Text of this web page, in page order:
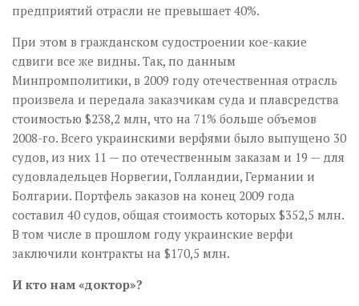
предприятий отрасли не превышает 40%.
При этом в гражданском судостроении кое-какие
сдвиги все же видны. Так, по данным
Минпромполитики, в 2009 году отечественная отрасль
произвела и передала заказчикам суда и плавсредства
стоимостью $238,2 млн, что на 71% больше объемов
2008-го. Всего украинскими верфями было выпущено 30
судов, из них 11 — по отечественным заказам и 19 — для
судовладельцев Норвегии, Голландии, Германии и
Болгарии. Портфель заказов на конец 2009 года
составил 40 судов, общая стоимость которых $352,5 млн.
В том числе в прошлом году украинские верфи
заключили контракты на $170,5 млн.
И кто нам «доктор»?